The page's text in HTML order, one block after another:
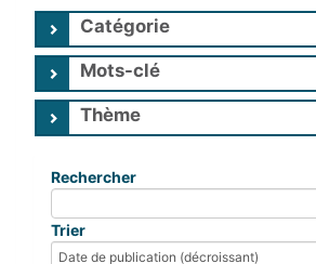
Catégorie
Mots-clé
Thème
Rechercher
Trier